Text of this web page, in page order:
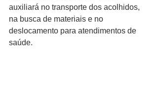
auxiliará no transporte dos acolhidos,
na busca de materiais e no
deslocamento para atendimentos de
saúde.